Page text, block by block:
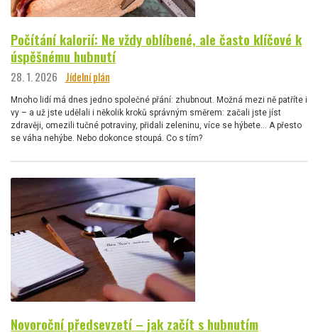
Počítání kalorií: Ne vždy oblíbené, ale často klíčové k
úspěšnému hubnutí
28. 1. 2026 Jídelní plán
Mnoho lidí má dnes jedno společné přání: zhubnout. Možná mezi ně patříte i
vy – a už jste udělali i několik kroků správným směrem: začali jste jíst
zdravěji, omezili tučné potraviny, přidali zeleninu, více se hýbete… A přesto
se váha nehýbe. Nebo dokonce stoupá. Co s tím?
Novoroční předsevzetí – jak začít s hubnutím